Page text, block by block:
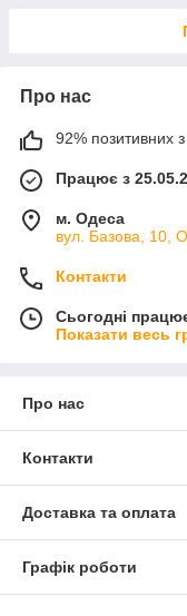
Про нас
92% позитивних з
Працює з
м. Одеса
вул. Базова, 10,
Контакти
Сьогодні
Показати весь
Про нас
Контакти
Доставка та оплата
Графік роботи